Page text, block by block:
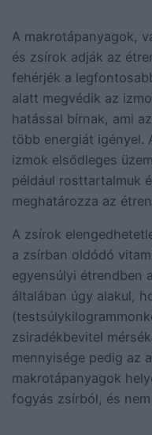
A makrotápanyagok,
és zsírok adják az
fehérjék a
alatt megvédik az
hatással bírnak, ami
több energiát igényel.
izmok elsődleges
például rosttartalmuk
meghatározza az
A zsírok
a zsírban oldódó
egyensúlyi étrendben
általában úgy alakul,
zsiradékbevitel
mennyisége pedig az
makrotápanyagok
fogyás zsírból, és